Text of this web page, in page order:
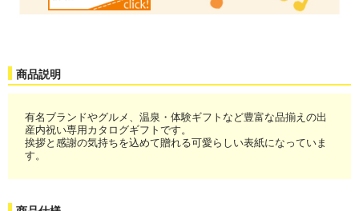
商品説明
有名ブランドやグルメ、温泉・体験ギフトなど豊富な品揃えの出
産内祝い専用カタログギフトです。
挨拶と感謝の気持ちを込めて贈れる可愛らしい表紙になっていま
す。